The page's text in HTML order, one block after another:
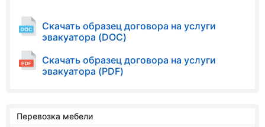
Скачать образец договора на услуги
эвакуатора (DOC)
Скачать образец договора на услуги
эвакуатора (PDF)
Перевозка мебели